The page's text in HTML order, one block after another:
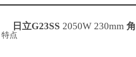
日立G23SS 2050W 230mm
特点